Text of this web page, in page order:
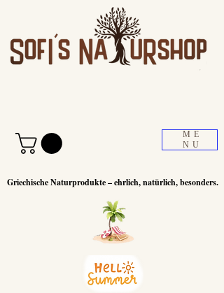
ME
NU
Griechische Naturprodukte – ehrlich, natürlich, besonders.